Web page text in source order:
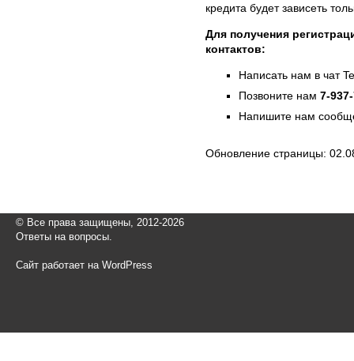
кредита будет зависеть
Для получения
контактов:
Написать нам в чат
Позвоните нам 7-
Напишите нам
Обновление страницы:
© Все права защищены, 2012-2026
Ответы на вопросы.
Сайт работает на WordPress